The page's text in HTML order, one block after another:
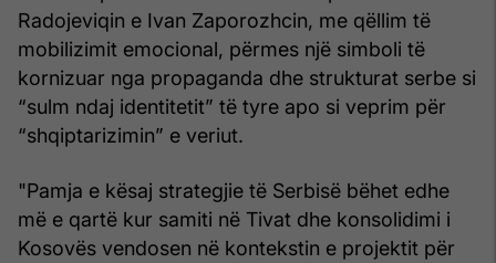
Radojeviqin e Ivan Zaporozhcin, me qëllim të
mobilizimit emocional, përmes një simboli të
kornizuar nga propaganda dhe strukturat serbe si
“sulm ndaj identitetit” të tyre apo si veprim për
“shqiptarizimin” e veriut.
"Pamja e kësaj strategjie të Serbisë bëhet edhe
më e qartë kur samiti në Tivat dhe konsolidimi i
Kosovës vendosen në kontekstin e projektit për